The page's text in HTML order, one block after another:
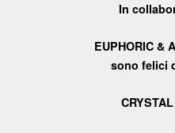
In
EUPHORIC &
sono felici